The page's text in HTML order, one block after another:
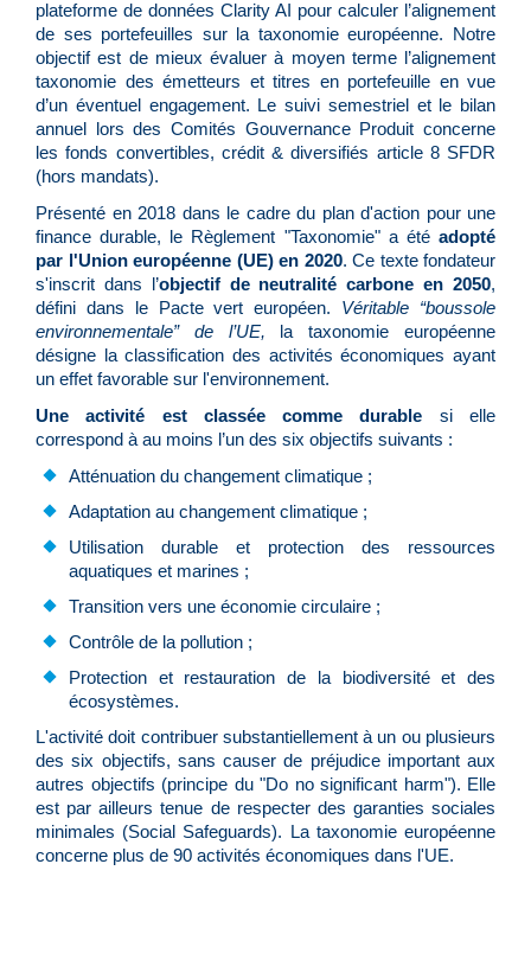
plateforme de données Clarity AI pour calculer l’alignement
de ses portefeuilles sur la taxonomie européenne. Notre
objectif est de mieux évaluer à moyen terme l’alignement
taxonomie des émetteurs et titres en portefeuille en vue
d’un éventuel engagement. Le suivi semestriel et le bilan
annuel lors des Comités Gouvernance Produit concerne
les fonds convertibles, crédit & diversifiés article 8 SFDR
(hors mandats).
Présenté en 2018 dans le cadre du plan d'action pour une
finance durable, le Règlement "Taxonomie"a étéadopté
par l'Union européenne (UE) en 2020. Ce texte fondateur
s'inscrit dans l’objectif de neutralité carbone en 2050,
défini dans le
Pacte vert européen. Véritable “boussole
environnementale” de l’UE,
la taxonomie européenne
désigne la classification des activités économiques ayant
un effet favorable sur l'environnement.
Une activité est classée comme durable si elle
correspond à au moins l’un des six objectifs suivants :
Atténuation du changement climatique ;
Adaptation au changement climatique ;
Utilisation durable et protection des ressources
aquatiques et marines ;
Transition vers une économie circulaire ;
Contrôle de la pollution ;
Protection et restauration de la biodiversité et des
écosystèmes.
L'activité doit contribuer substantiellement à un ou plusieurs
des six objectifs, sans causer de préjudice important aux
autres objectifs (principe du "Do no significant harm"). Elle
est par ailleurs tenue de respecter des garanties sociales
minimales (Social Safeguards). La taxonomie européenne
concerne plus de 90 activités économiques dans l'UE.